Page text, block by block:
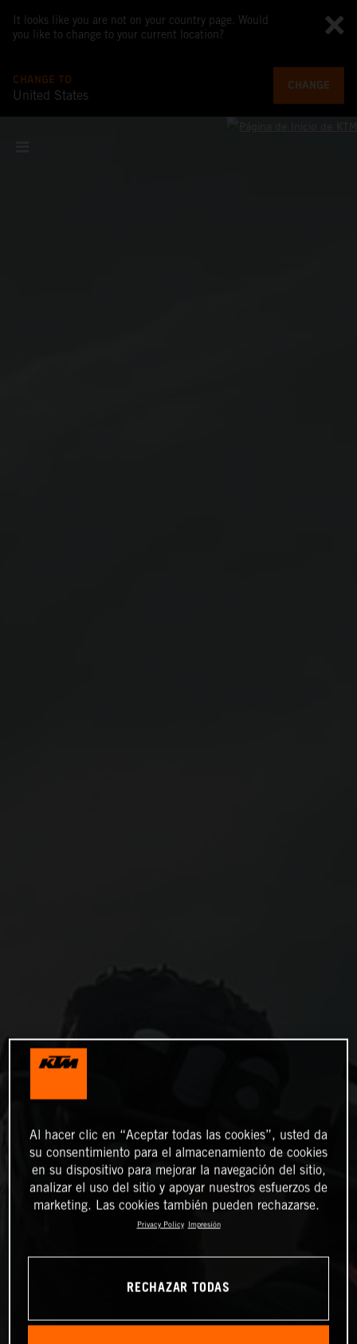
It looks like you are not on your country page. Would
you like to change to your current location?
CHANGE TO
United States
CHANGE
Al hacer clic en “Aceptar todas las cookies”, usted da
su consentimiento para el almacenamiento de cookies
en su dispositivo para mejorar la navegación del sitio,
analizar el uso del sitio y apoyar nuestros esfuerzos de
marketing. Las cookies también pueden rechazarse.
Privacy Policy Impresión
RECHAZAR TODAS